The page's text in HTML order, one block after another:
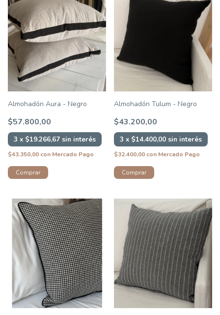
Almohadón Aura - Negro
$57.800,00
3 x $19.266,67 sin interés
$43.350,00 con Mercado Pago
Comprar
Almohadón Tulum - Negro
$43.200,00
3 x $14.400,00 sin interés
$32.400,00 con Mercado Pago